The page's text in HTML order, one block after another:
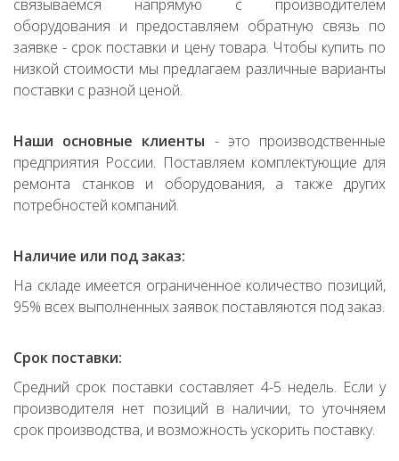
связываемся напрямую с производителем
оборудования и предоставляем обратную связь по
заявке - срок поставки и цену товара. Чтобы купить по
низкой стоимости мы предлагаем различные варианты
поставки с разной ценой.
Наши основные клиенты - это производственные
предприятия России. Поставляем комплектующие для
ремонта станков и оборудования, а также других
потребностей компаний.
Наличие или под заказ:
На складе имеется ограниченное количество позиций,
95% всех выполненных заявок поставляются под заказ.
Срок поставки:
Средний срок поставки составляет 4-5 недель. Если у
производителя нет позиций в наличии, то уточняем
срок производства, и возможность ускорить поставку.